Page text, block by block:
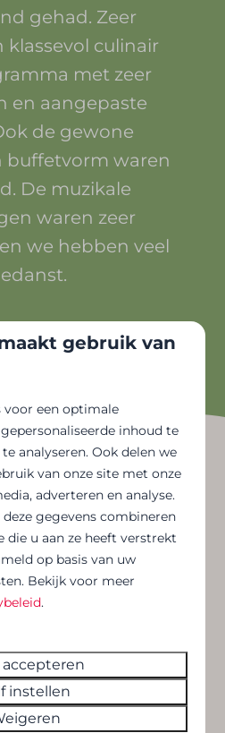
gehad. Zeer
klassevol culinair
met zeer
en aangepaste
de gewone
buffetvorm waren
De muzikale
waren zeer
we hebben veel
2025 - Noël V.
ons vinden?
laan 59, 8370
43 21 11
ons op
gebruik van
voor een optimale
inhoud te
analyseren. Ook delen we
van onze site met onze
adverteren en analyse.
gegevens combineren
u aan ze heeft verstrekt
op basis van uw
Bekijk voor meer
.
accepteren
instellen